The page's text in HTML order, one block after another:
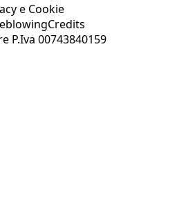
e Cookie
Credits
P.Iva 00743840159